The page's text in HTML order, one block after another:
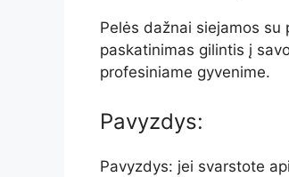
Pelės dažnai siejamos
paskatinimas gilintis į
profesiniame gyvenime.
Pavyzdys:
Pavyzdys: jei svarstote